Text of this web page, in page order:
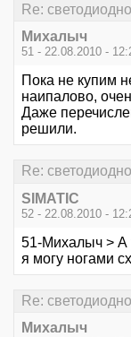
Re:
Михалыч
51 - 22.08.2010 -
Пока не купим
наипалово,
Даже
решили.
Re:
SIMATIC
52 - 22.08.2010 -
51-Михалыч > А
я могу ногами
Re:
Михалыч